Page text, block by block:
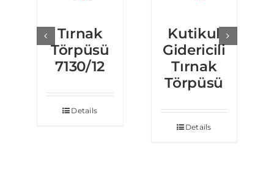
Tırnak
Törpüsü
7130/12
Details
Kutikul
Gidericili
Tırnak
Törpüsü
Details